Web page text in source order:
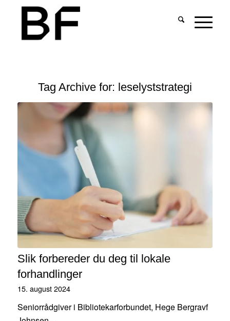
Tag Archive for: leselyststrategi
Slik forbereder du deg til lokale
forhandlinger
15. august 2024
Seniorrådgiver i Bibliotekarforbundet, Hege Bergravf